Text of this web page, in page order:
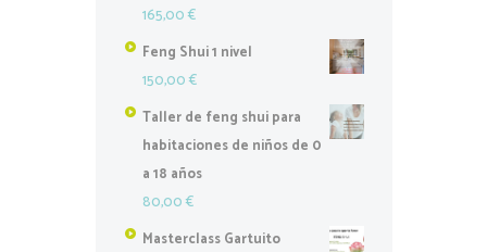
165,00€
Feng Shui 1 nivel
150,00€
Taller de feng shui para
habitaciones de niños de 0
a 18 años
80,00€
Masterclass Gartuito